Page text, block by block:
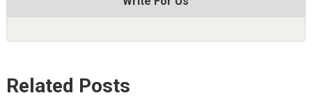
Related Posts